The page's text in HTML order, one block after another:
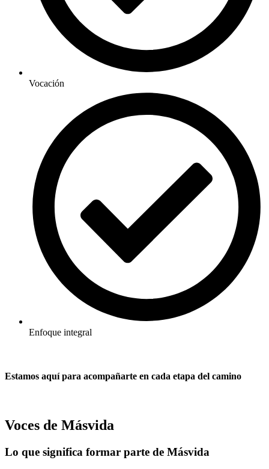
Vocación
Enfoque integral
Estamos aquí para acompañarte en cada etapa del camino
Voces de Másvida
Lo que significa formar parte de Másvida